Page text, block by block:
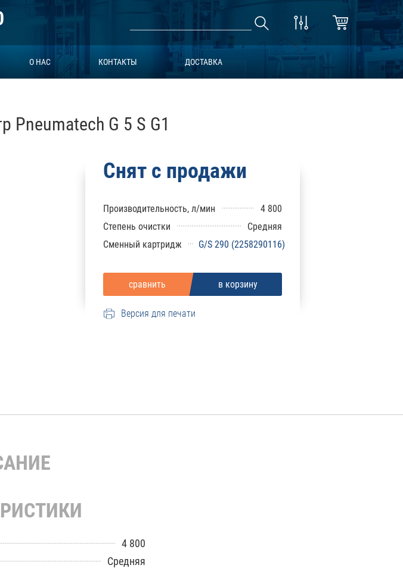
О НАС КОНТАКТЫ ДОСТАВКА
Pneumatech G 5 S G1
Снят с продажи
Производительность, л/мин
4 800
Степень очистки
Средняя
Сменный картридж
G/S 290 (2258290116) 2258293105
Версия для печати
4 800
Средняя